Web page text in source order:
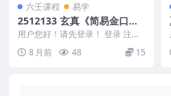
六壬课程 易学
2512133 玄真《简易金口
诀》7集视频课约1.5小时
用户您好！请先登录！ 登录 注册
玄真《简易金口诀》7集视频课约
1.5小时 25...
8 月前 48 15